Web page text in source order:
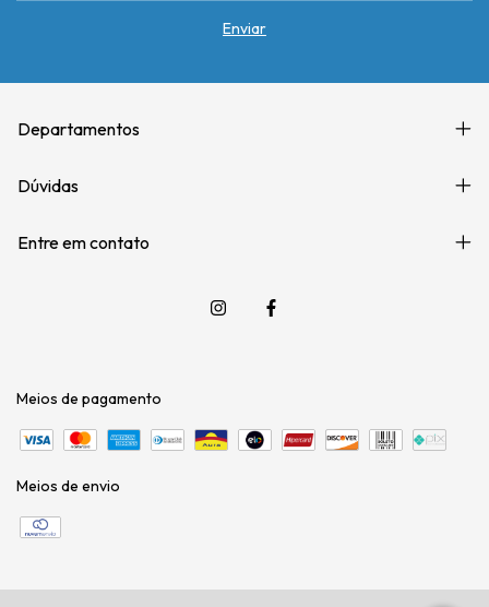
Departamentos
Dúvidas
Entre em contato
Meios de pagamento
Meios de envio